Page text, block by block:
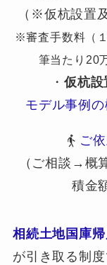
（※仮杭設置
※審査手数料（
筆当たり20
・ 仮杭設
モデル事例
ご
（ご相談→概
積金
相続土地国庫
が引き取る制